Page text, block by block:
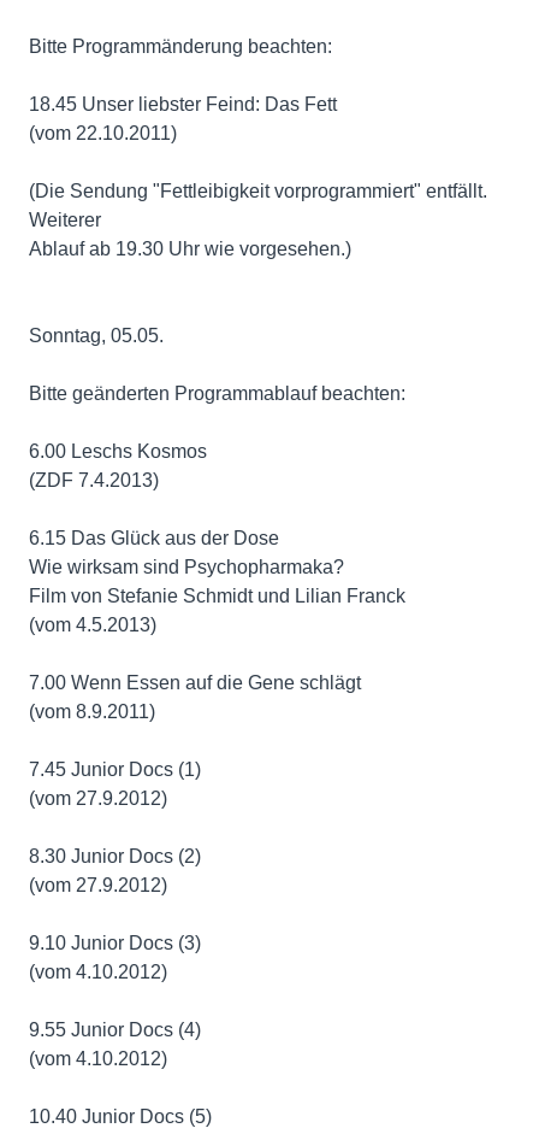
Bitte Programmänderung beachten:
18.45 Unser liebster Feind: Das Fett
(vom 22.10.2011)
(Die Sendung "Fettleibigkeit vorprogrammiert" entfällt.
Weiterer
Ablauf ab 19.30 Uhr wie vorgesehen.)
Sonntag, 05.05.
Bitte geänderten Programmablauf beachten:
6.00 Leschs Kosmos
(ZDF 7.4.2013)
6.15 Das Glück aus der Dose
Wie wirksam sind Psychopharmaka?
Film von Stefanie Schmidt und Lilian Franck
(vom 4.5.2013)
7.00 Wenn Essen auf die Gene schlägt
(vom 8.9.2011)
7.45 Junior Docs (1)
(vom 27.9.2012)
8.30 Junior Docs (2)
(vom 27.9.2012)
9.10 Junior Docs (3)
(vom 4.10.2012)
9.55 Junior Docs (4)
(vom 4.10.2012)
10.40 Junior Docs (5)